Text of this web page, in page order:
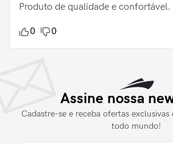
Produto de qualidade e confortável.
0 0
Assine nossa
Cadastre-se e receba ofertas
todo mundo!